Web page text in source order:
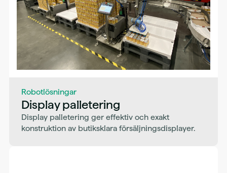
Självkörande robotar
Robotlösningar
Display palletering
Display palletering ger effektiv och exakt
konstruktion av butiksklara försäljningsdisplayer.